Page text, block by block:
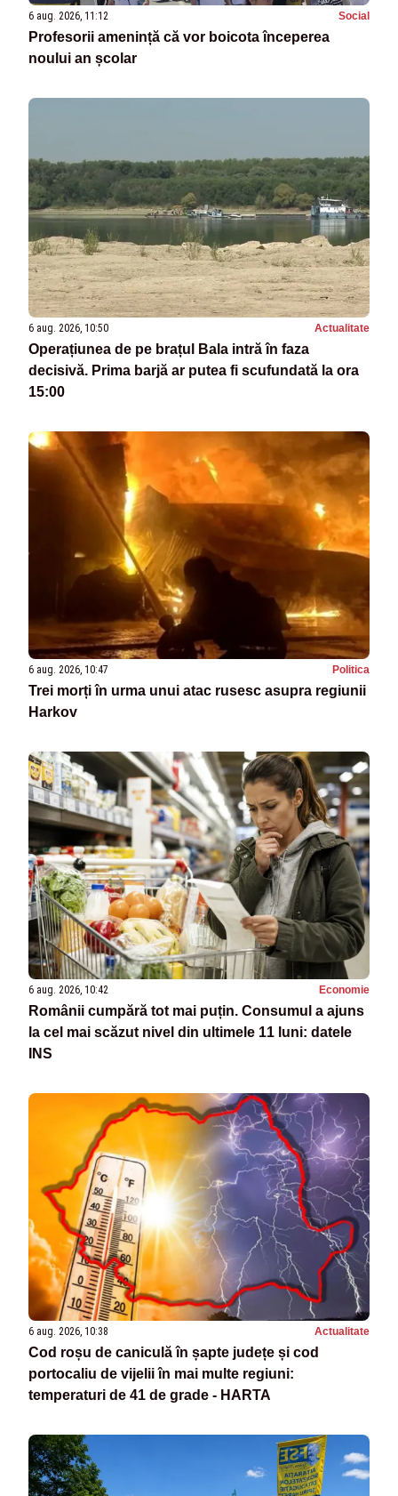
6 aug. 2026, 11:12 Social
Profesorii amenință că vor boicota începerea
noului an școlar
6 aug. 2026, 10:50 Actualitate
Operațiunea de pe brațul Bala intră în faza
decisivă. Prima barjă ar putea fi scufundată la ora
15:00
6 aug. 2026, 10:47 Politica
Trei morți în urma unui atac rusesc asupra regiunii
Harkov
6 aug. 2026, 10:42 Economie
Românii cumpără tot mai puțin. Consumul a ajuns
la cel mai scăzut nivel din ultimele 11 luni: datele
INS
6 aug. 2026, 10:38 Actualitate
Cod roșu de caniculă în șapte județe și cod
portocaliu de vijelii în mai multe regiuni:
temperaturi de 41 de grade - HARTA